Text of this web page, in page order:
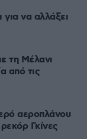
για να αλλάξει
τη Μέλανι
από τις
αεροπλάνου
Γκίνες